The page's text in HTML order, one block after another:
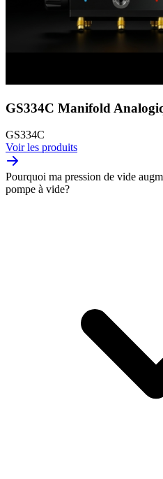
GS334C Manifold
GS334C
Voir les produits
Pourquoi ma pression de vide
pompe à vide?